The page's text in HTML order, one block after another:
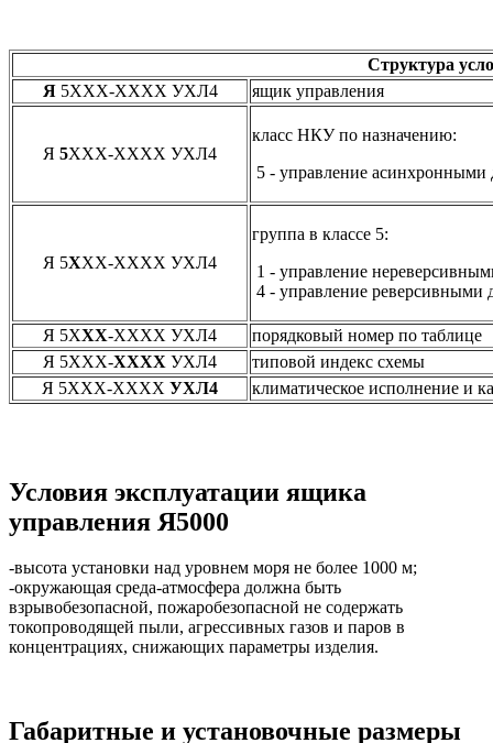
Структура
Я5ХХХ-ХХХХ УХЛ4 ящик управления
Я 5ХХХ-ХХХХ УХЛ4
класс НКУ по назначению:
5 - управление асинхронными
Я 5ХХХ-ХХХХ УХЛ4
группа в классе 5:
1 - управление
4 - управление реверсивными
Я 5ХХХ-ХХХХ УХЛ4
порядковый номер по таблице
Я 5ХХХ-ХХХХ УХЛ4
типовой индекс схемы
Я 5ХХХ-ХХХХ УХЛ4 климатическое исполнение и
Условия эксплуатации ящика
управления Я5000
-высота установки над уровнем моря не более 1000 м;
-окружающая среда-атмосфера должна быть
взрывобезопасной, пожаробезопасной не содержать
токопроводящей пыли, агрессивных газов и паров в
концентрациях, снижающих параметры изделия.
Габаритные и установочные размеры